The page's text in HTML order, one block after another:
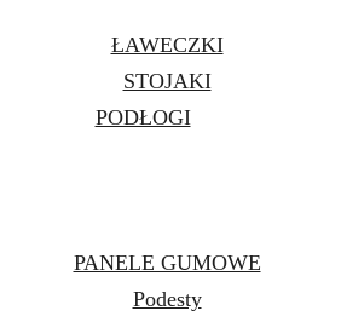
ŁAWECZKI
STOJAKI
PODŁOGI
PANELE GUMOWE
Podesty